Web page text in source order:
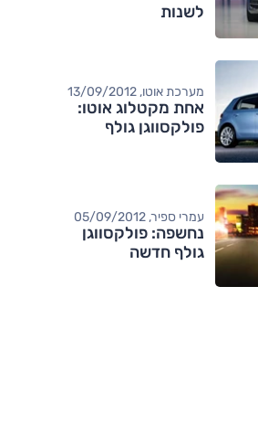
לשנות
מערכת אוטו, 13/09/2012
אחת מקטלוג אוטו:
פולקסווגן גולף
עמרי ספיר, 05/09/2012
נחשפה: פולקסווגן
גולף חדשה